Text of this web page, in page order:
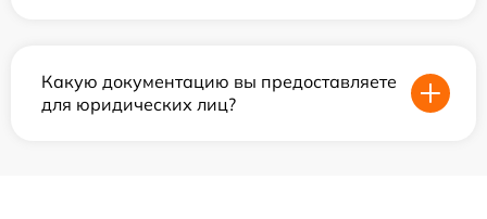
Какую документацию вы предоставляете
для юридических лиц?